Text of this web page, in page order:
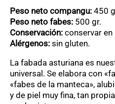
Peso neto compangu: 450
Peso neto fabes: 500 gr.
Conservación: conservar
Alérgenos: sin gluten.
La fabada asturiana es
universal. Se elabora con
«fabes de la manteca»,
y de piel muy fina, tan